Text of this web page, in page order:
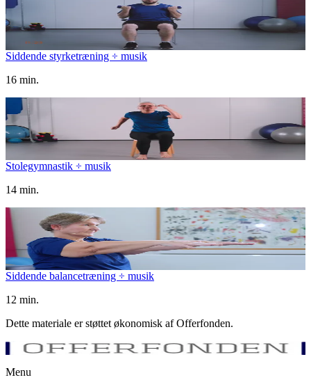
Siddende styrketræning ÷ musik
16 min.
Stolegymnastik ÷ musik
14 min.
Siddende balancetræning ÷ musik
12 min.
Dette materiale er støttet økonomisk af Offerfonden.
Menu